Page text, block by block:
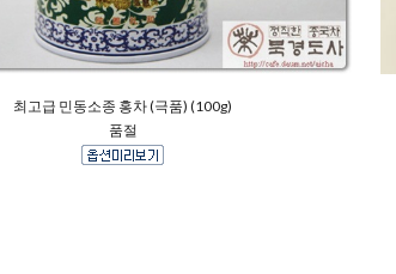
최고급 민동소종 홍차 (극품) (100g)
품절